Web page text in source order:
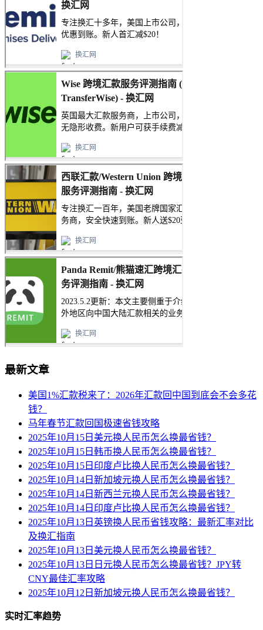
最新文章
美国1%汇款税来了：2026年汇款回中国到底会不会多花
钱？
马年春节汇款回国极速省钱攻略
2025年10月15日美元换人民币怎么换最省钱？
2025年10月15日韩币换人民币怎么换最省钱？
2025年10月15日印度卢比换人民币怎么换最省钱？
2025年10月14日新加坡元换人民币怎么换最省钱？
2025年10月14日新西兰元换人民币怎么换最省钱？
2025年10月14日印度卢比换人民币怎么换最省钱？
2025年10月13日英镑换人民币省钱攻略：最新汇率对比
及换汇指南
2025年10月13日美元换人民币怎么换最省钱？
2025年10月13日日元换人民币怎么换最省钱？JPY转
CNY最佳汇率攻略
2025年10月12日新加坡元换人民币怎么换最省钱？
实时汇率趋势